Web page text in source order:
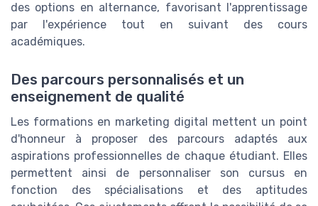
des options en alternance, favorisant l'apprentissage
par l'expérience tout en suivant des cours
académiques.
Des parcours personnalisés et un
enseignement de qualité
Les formations en marketing digital mettent un point
d'honneur à proposer des parcours adaptés aux
aspirations professionnelles de chaque étudiant. Elles
permettent ainsi de personnaliser son cursus en
fonction des spécialisations et des aptitudes